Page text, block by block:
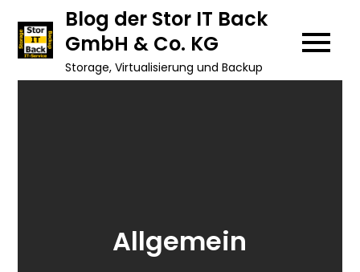
content
Blog der Stor IT Back
GmbH & Co. KG
Storage, Virtualisierung und Backup
Allgemein